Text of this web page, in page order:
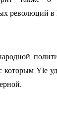
революций в
Yle